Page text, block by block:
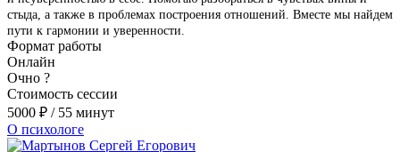
стыда, а также в проблемах построения отношений. Вместе мы найдем
пути к гармонии и уверенности.
Формат работы
Онлайн
Очно ?
Стоимость сессии
5000 ₽ / 55 минут
О психологе